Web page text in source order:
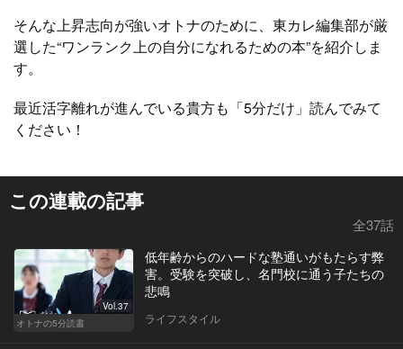
そんな上昇志向が強いオトナのために、東カレ編集部が厳
選した“ワンランク上の自分になれるための本”を紹介しま
す。
最近活字離れが進んでいる貴方も「5分だけ」読んでみて
ください！
この連載の記事
全37話
Vol.37
オトナの5分読書
低年齢からのハードな塾通いがもたらす弊
害。受験を突破し、名門校に通う子たちの
悲鳴
ライフスタイル